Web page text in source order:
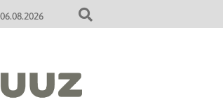
06.08.2026